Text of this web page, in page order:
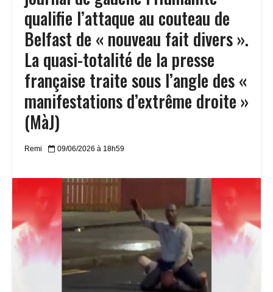
qualifie l’attaque au couteau de
Belfast de « nouveau fait divers ».
La quasi-totalité de la presse
française traite sous l’angle des «
manifestations d’extrême droite »
(MàJ)
Remi 09/06/2026 à 18h59